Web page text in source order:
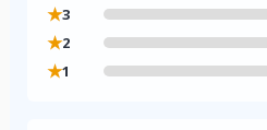
★3
★2
★1